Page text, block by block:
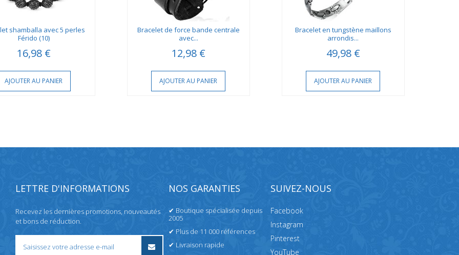
shamballa avec 5 perles
Férido (10)
16,98 €
AJOUTER AU PANIER
Bracelet de force bande centrale
avec...
12,98 €
AJOUTER AU PANIER
Bracelet en tungstène maillons
arrondis...
49,98 €
AJOUTER AU PANIER
LETTRE D'INFORMATIONS
Recevez les dernières promotions, nouveautés
et bons de réduction.
NOS GARANTIES
✔ Boutique spécialisée depuis
2005
✔ Plus de 11 000 références
✔ Livraison rapide
SUIVEZ-NOUS
Facebook
Instagram
Pinterest
YouTube